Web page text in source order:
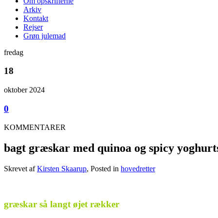
Arkiv
Kontakt
Rejser
Grøn julemad
fredag
18
oktober 2024
0
KOMMENTARER
bagt græskar med quinoa og spicy
Skrevet afKirsten Skaarup, Posted in hovedretter
græskar så langt øjet rækker